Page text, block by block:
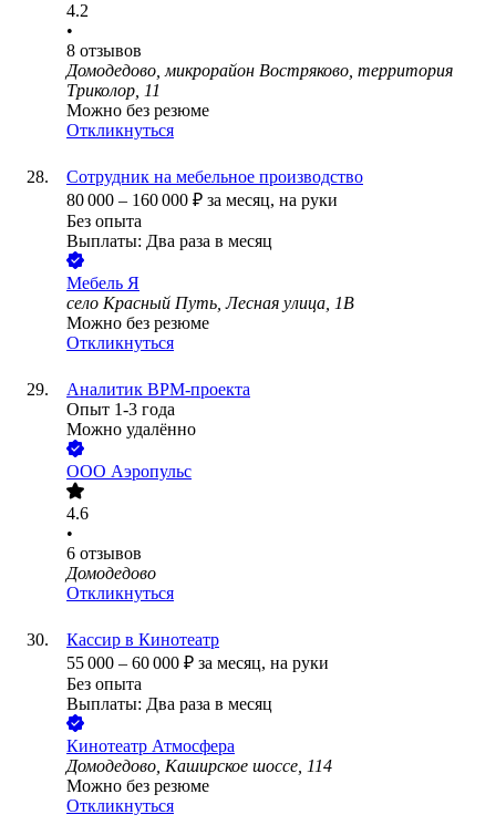
4.2
•
8 отзывов
Домодедово, микрорайон Востряково, территория
Триколор, 11
Можно без резюме
Откликнуться
Сотрудник на мебельное производство
80 000 – 160 000 ₽ за месяц, на руки
Без опыта
Выплаты: Два раза в месяц
Мебель Я
село Красный Путь, Лесная улица, 1В
Можно без резюме
Откликнуться
Аналитик BPM-проекта
Опыт 1-3 года
Можно удалённо
ООО Аэропульс
4.6
•
6 отзывов
Домодедово
Откликнуться
Кассир в Кинотеатр
55 000 – 60 000 ₽ за месяц, на руки
Без опыта
Выплаты: Два раза в месяц
Кинотеатр Атмосфера
Домодедово, Каширское шоссе, 114
Можно без резюме
Откликнуться